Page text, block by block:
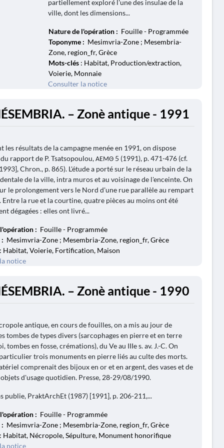
partiellement exploré l'une des insulae de la
ville, dont les dimensions...
Nature de l'opération : Fouille - Programmée
Toponyme : Mesimvria-Zone ; Mesembria-
Zone, region_fr, Grèce
Mots-clés: Habitat, Production/extraction,
Voierie, Monnaie
Consulter la notice
– Zonè antique - 1991
les résultats de la campagne menée en 1991, on dispose
rapport de P. Tsatsopoulou, ΑΕΜΘ 5 (1991), p. 471-476 (cf.
Chron., p. 865). L'étude a porté sur le réseau urbain de la
de la ville, intra muros et au voisinage de l'enceinte. On
le prolongement vers le Nord d'une rue parallèle au rempart
Entre la rue et la courtine, quatre pièces au moins ont été
dégagées : elles ont livré...
: Fouille - Programmée
Mesimvria-Zone ; Mesembria-Zone, region_fr, Grèce
Habitat, Voierie, Fortification, Maison
notice
– Zonè antique - 1990
antique, en cours de fouilles, on a mis au jour de
tombes de types divers (sarcophages en pierre et en terre
tombes en fosse, crémations), du Ve au IIIe s. av. J.-C. On
trois monuments en pierre liés au culte des morts.
comprenait des bijoux en or et en argent, des vases et de
d'usage quotidien. Presse, 28-29/08/1990.
publie, PraktArchEt (1987) [1991], p. 206-211,...
: Fouille - Programmée
Mesimvria-Zone ; Mesembria-Zone, region_fr, Grèce
Habitat, Nécropole, Sépulture, Monument honorifique
notice